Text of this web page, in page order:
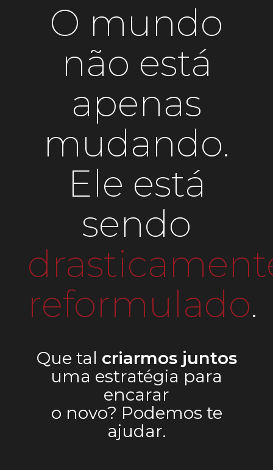
O mundo
não está
apenas
mudando.
Ele está
sendo
reformulado.
Que tal criarmos juntos
uma estratégia para
encarar
o novo? Podemos te
ajudar.